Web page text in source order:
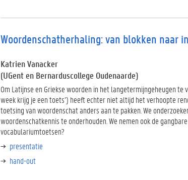
Woordenschatherhaling: van blokken naar
Katrien Vanacker
(UGent en Bernarduscollege Oudenaarde)
Om Latijnse en Griekse woorden in het langetermijngeheugen
week krijg je een toets’) heeft echter niet altijd het verhoopte
toetsing van woordenschat anders aan te pakken. We
woordenschatkennis te onderhouden. We nemen ook de
vocabulariumtoetsen?
presentatie
hand-out